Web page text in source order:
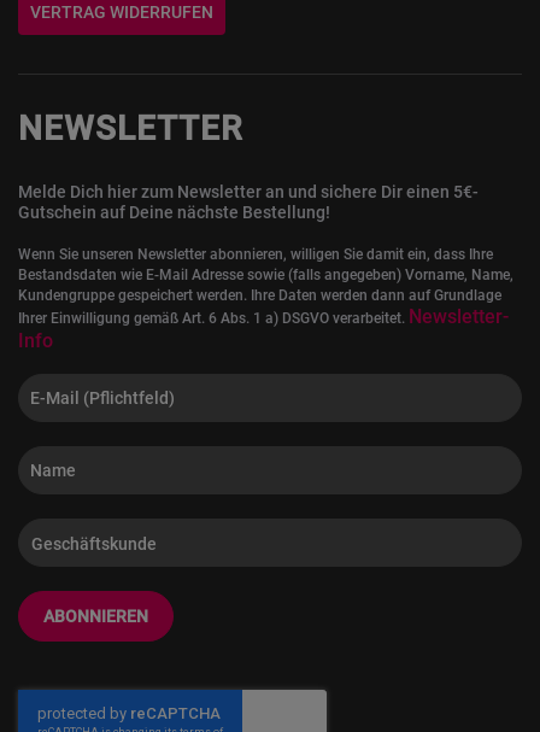
VERTRAG WIDERRUFEN
NEWSLETTER
Melde Dich hier zum Newsletter an und sichere Dir einen 5€-
Gutschein auf Deine nächste Bestellung!
Wenn Sie unseren Newsletter abonnieren, willigen Sie damit ein, dass Ihre
Bestandsdaten wie E-Mail Adresse sowie (falls angegeben) Vorname, Name,
Kundengruppe gespeichert werden. Ihre Daten werden dann auf Grundlage
Ihrer Einwilligung gemäß Art. 6 Abs. 1 a) DSGVO verarbeitet. Newsletter-
Info
ABONNIEREN